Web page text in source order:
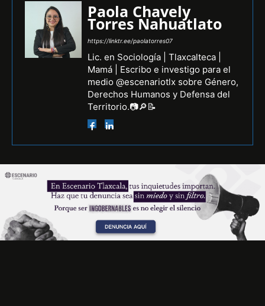
Paola Chavely
Torres Nahuatlato
https://linktr.ee/paolatorres07
Lic. en Sociología | Tlaxcalteca |
Mamá | Escribo e investigo para el
medio @escenariotlx sobre Género,
Derechos Humanos y Defensa del
Territorio.📷🔎📝